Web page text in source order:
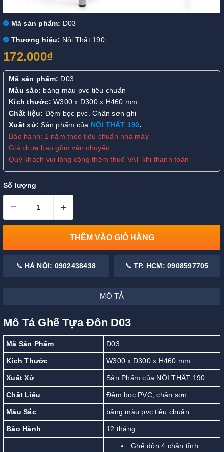
Mã sản phẩm: D03
Thương hiệu: Nội Thất 190
172.000₫
Mã sản phẩm: D03
Màu sắc: bảng màu pvc tiêu chuẩn
Kích thước: W300 x D300 x H460 mm
Chất liệu: Đệm bọc pvc. Chân sơn ghi
Xuất xứ: Sản phẩm của NỘI THẤT 190.
Bảo hành: 1 năm theo tiêu chuẩn nhà máy
Giá chưa bao gồm vận chuyển
Quý khách vui lòng cộng thêm thuế VAT khi thanh toán
Số lượng
– +
THÊM VÀO GIỎ HÀNG
HÀ NỘI: 0902438438 TP. HCM: 0908597705
MÔ TẢ
Mô Tả Ghế Tựa Đôn D03
Mã Sản Phẩm D03
Kích Thước W300 x D300 x H460 mm
Xuất Xứ Sản Phẩm của NỘI THẤT 190
Chất Liệu Đệm bọc PVC, chân sơn
Màu Sắc bảng màu pvc tiêu chuẩn
Bảo Hành 12 tháng
Ghế đôn 4 chân tĩnh